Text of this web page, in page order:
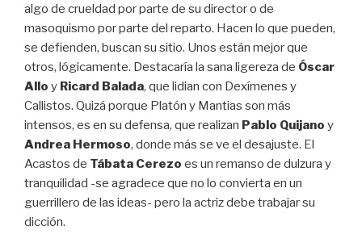
algo de crueldad por parte de su director o de
masoquismo por parte del reparto. Hacen lo que pueden,
se defienden, buscan su sitio. Unos están mejor que
otros, lógicamente. Destacaría la sana ligereza de Óscar
Allo y Ricard Balada, que lidian con Dexímenes y
Callistos. Quizá porque Platón y Mantias son más
intensos, es en su defensa, que realizan Pablo Quijano y
Andrea Hermoso, donde más se ve el desajuste. El
Acastos de Tábata Cerezo es un remanso de dulzura y
tranquilidad -se agradece que no lo convierta en un
guerrillero de las ideas- pero la actriz debe trabajar su
dicción.